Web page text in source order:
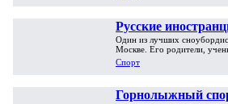
Русские
которых мы
Один из лучших
Москве. Его родители,
Спорт
Горнолыжный